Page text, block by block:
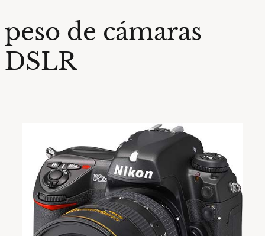
peso de cámaras
DSLR